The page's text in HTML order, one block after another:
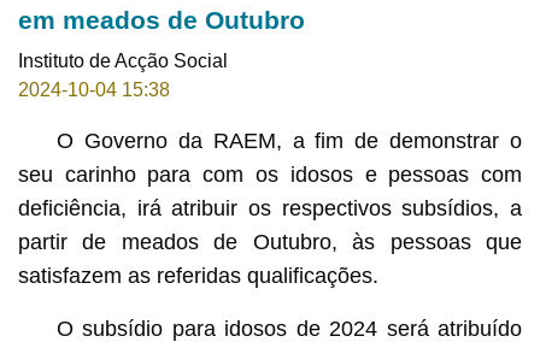
em meados de Outubro
Instituto de Acção Social
2024-10-04 15:38
O Governo da RAEM, a fim de demonstrar o
seu carinho para com os idosos e pessoas com
deficiência, irá atribuir os respectivos subsídios, a
partir de meados de Outubro, às pessoas que
satisfazem as referidas qualificações.
O subsídio para idosos de 2024 será atribuído